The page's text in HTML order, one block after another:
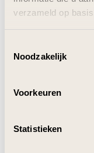
verzameld op
Noodzakelijk
Voorkeuren
Statistieken